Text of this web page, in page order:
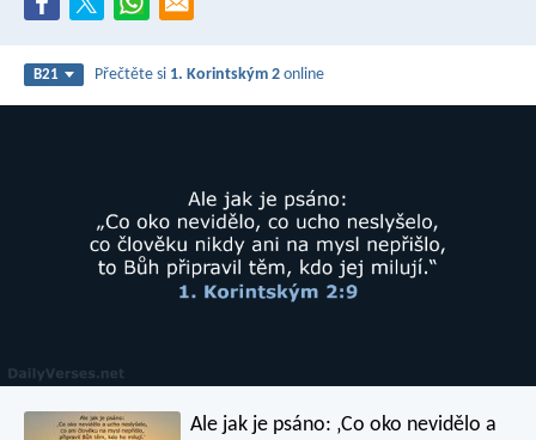
B21 Přečtěte si 1. Korintským 2 online
Ale jak je psáno: ‚Co oko nevidělo a